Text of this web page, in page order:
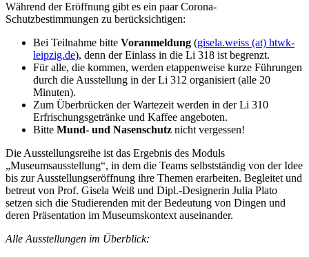
Während der Eröffnung gibt es ein paar Corona-
Schutzbestimmungen zu berücksichtigen:
Bei Teilnahme bitte Voranmeldung (gisela.weiss (at) htwk-
leipzig.de), denn der Einlass in die Li 318 ist begrenzt.
Für alle, die kommen, werden etappenweise kurze Führungen
durch die Ausstellung in der Li 312 organisiert (alle 20
Minuten).
Zum Überbrücken der Wartezeit werden in der Li 310
Erfrischungsgetränke und Kaffee angeboten.
Bitte Mund- und Nasenschutz nicht vergessen!
Die Ausstellungsreihe ist das Ergebnis des Moduls
„Museumsausstellung“, in dem die Teams selbstständig von der Idee
bis zur Ausstellungseröffnung ihre Themen erarbeiten. Begleitet und
betreut von Prof. Gisela Weiß und Dipl.-Designerin Julia Plato
setzen sich die Studierenden mit der Bedeutung von Dingen und
deren Präsentation im Museumskontext auseinander.
Alle Ausstellungen im Überblick: